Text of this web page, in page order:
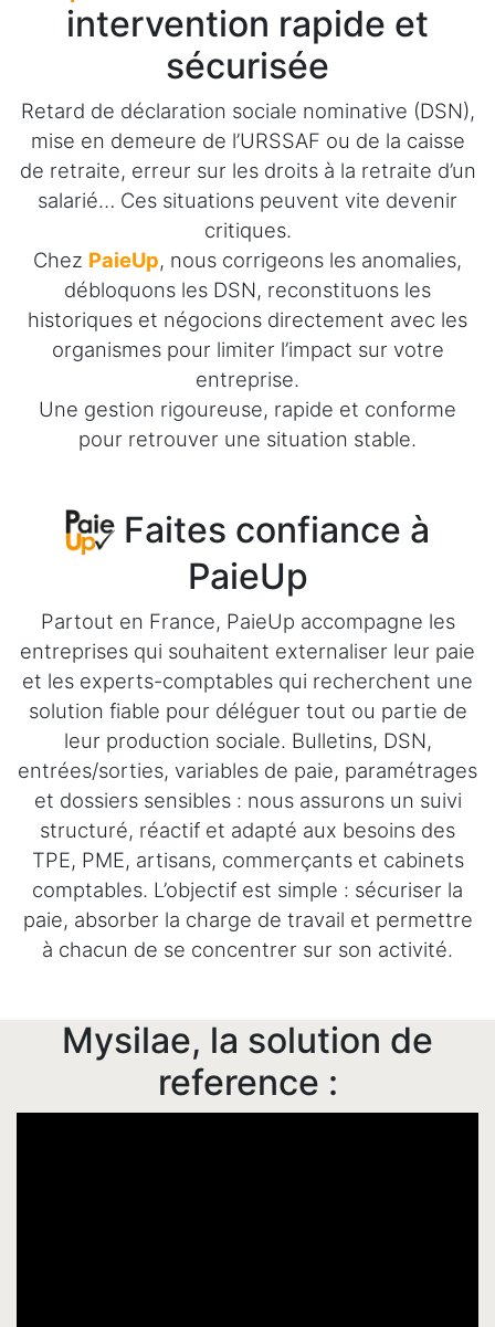
intervention rapide et
sécurisée
Retard de déclaration sociale nominative (DSN),
mise en demeure de l’URSSAF ou de la caisse
de retraite, erreur sur les droits à la retraite d’un
salarié… Ces situations peuvent vite devenir
critiques.
Chez PaieUp, nous corrigeons les anomalies,
débloquons les DSN, reconstituons les
historiques et négocions directement avec les
organismes pour limiter l’impact sur votre
entreprise.
Une gestion rigoureuse, rapide et conforme
pour retrouver une situation stable.
Faites confiance à
PaieUp
Partout en France, PaieUp accompagne les
entreprises qui souhaitent externaliser leur paie
et les experts-comptables qui recherchent une
solution fiable pour déléguer tout ou partie de
leur production sociale. Bulletins, DSN,
entrées/sorties, variables de paie, paramétrages
et dossiers sensibles : nous assurons un suivi
structuré, réactif et adapté aux besoins des
TPE, PME, artisans, commerçants et cabinets
comptables. L’objectif est simple : sécuriser la
paie, absorber la charge de travail et permettre
à chacun de se concentrer sur son activité.
Mysilae, la solution de
reference :